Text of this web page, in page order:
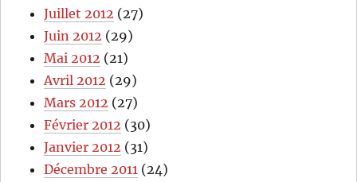
Juillet 2012 (27)
Juin 2012 (29)
Mai 2012 (21)
Avril 2012 (29)
Mars 2012 (27)
Février 2012 (30)
Janvier 2012 (31)
Décembre 2011 (24)